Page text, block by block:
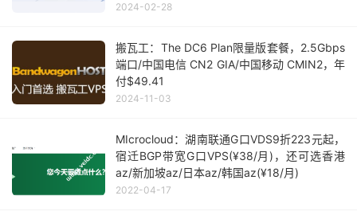
2024-02-28
搬瓦工：The DC6 Plan限量版套餐，2.5Gbps
端口/中国电信 CN2 GIA/中国移动 CMIN2，年
付$49.41
2024-11-03
MIcrocloud：湖南联通G口VDS9折223元起，
宿迁BGP带宽G口VPS(¥38/月)，还可选香港
az/新加坡az/日本az/韩国az(¥18/月)
2022-04-17